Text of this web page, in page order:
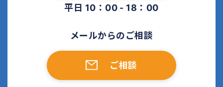
平日 10：00 - 18：00
メールからのご相談
ご相談